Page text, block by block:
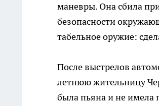
маневры. Она сбила
безопасности
табельное оружие:
После выстрелов
летнюю жительницу
была пьяна и не имела